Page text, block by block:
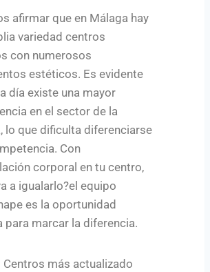
afirmar que en Málaga hay
variedad centros
con numerosos
estéticos. Es evidente
día existe una mayor
en el sector de la
lo que dificulta diferenciarse
Con
corporal en tu centro,
a igualarlo?el equipo
es la oportunidad
para marcar la diferencia.
Centros más actualizado